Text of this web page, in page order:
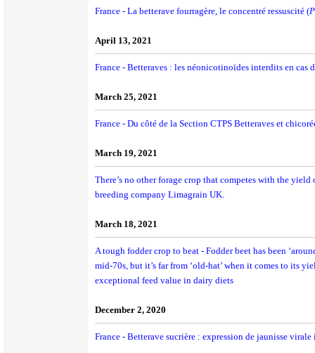
France - La betterave fourragère, le concentré ressuscité (
April 13, 2021
France - Betteraves : les néonicotinoïdes interdits en cas
March 25, 2021
France - Du côté de la Section CTPS Betteraves et
March 19, 2021
There’s no other forage crop that competes with the
breeding company Limagrain UK.
March 18, 2021
A tough fodder crop to beat - Fodder beet has been
mid-70s, but it’s far from ‘old-hat’ when it comes to its
exceptional feed value in dairy diets
December 2, 2020
France - Betterave sucrière : expression de jaunisse